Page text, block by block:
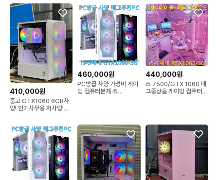
410,000원
중고 GTX1060 6GB사
양! 인기사무용 저사양 게
460,000원
PC방급 사양 가성비 게이
밍 컴퓨터본체 i5
440,000원
i5 7500/GTX 1060 배
그중상옵 게이밍 컴퓨터